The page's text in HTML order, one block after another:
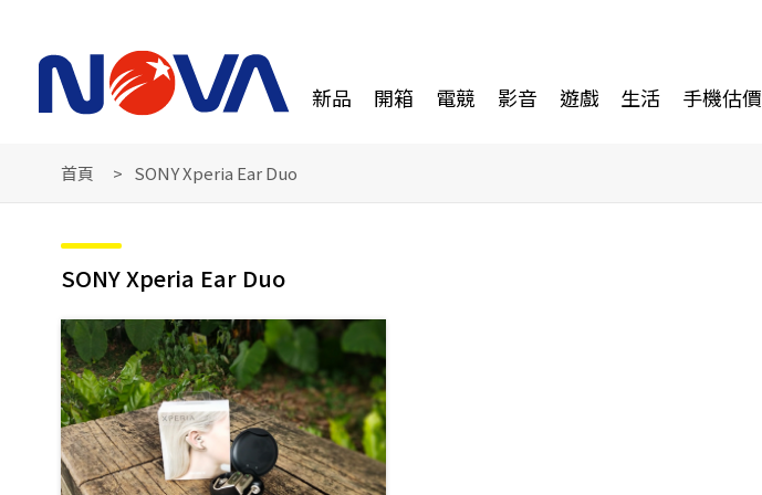
新品 開箱 電競 影音 遊戲 生活 手機估價
首頁 SONY Xperia Ear Duo
SONY Xperia Ear Duo